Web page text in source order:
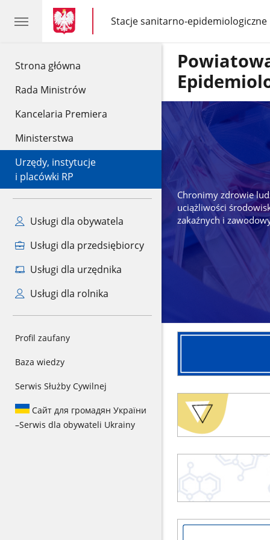
Strona główna
Rada Ministrów
Kancelaria Premiera
Ministerstwa
Urzędy, instytucje
i placówki RP
Usługi dla obywatela
Usługi dla przedsiębiorcy
Usługi dla urzędnika
Usługi dla rolnika
Profil zaufany
Baza wiedzy
Serwis Służby Cywilnej
Сайт для громадян України
–Serwis dla obywateli Ukrainy
gov.pl
gov.pl
Stacje sanitarno-epidemiologiczne
gov.pl
Stacje
sanitarno-
epidemiologiczne
Chronimy zdrowie
uciążliwości
zakaźnych i
Zgłoś
LAS
Letnia
Akademia
wyniki
Chronimy